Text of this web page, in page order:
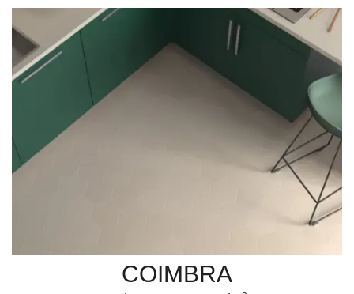
COIMBRA